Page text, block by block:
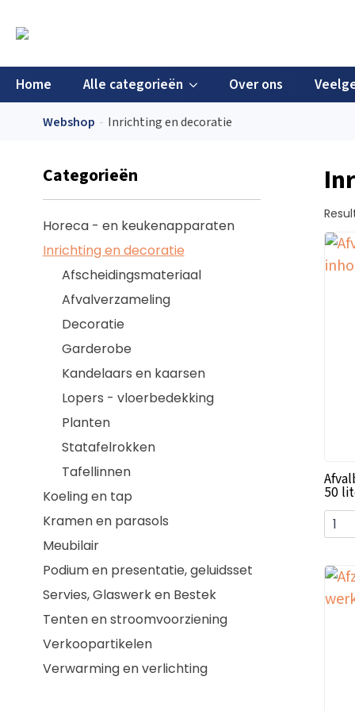
Home Alle categorieën Over ons
Webshop Inrichting en decoratie
Categorieën
Horeca - en keukenapparaten
Inrichting en decoratie
Afscheidingsmateriaal
Afvalverzameling
Decoratie
Garderobe
Kandelaars en kaarsen
Lopers - vloerbedekking
Planten
Statafelrokken
Tafellinnen
Koeling en tap
Kramen en parasols
Meubilair
Podium en presentatie, geluidsset
Servies, Glaswerk en Bestek
Tenten en stroomvoorziening
Verkoopartikelen
Verwarming en verlichting
50